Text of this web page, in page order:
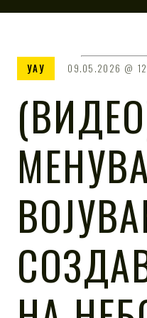
УАУ 09.05.2026